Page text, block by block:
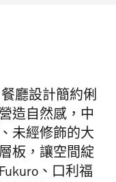
餐廳設計簡約俐
造自然感， 中
未經修飾的大
板，讓空間綻
Fukuro 、口利福